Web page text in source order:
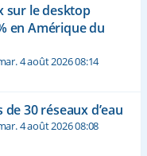
sur le desktop
en Amérique du
4 août 2026 08:14
30 réseaux d’eau
4 août 2026 08:08